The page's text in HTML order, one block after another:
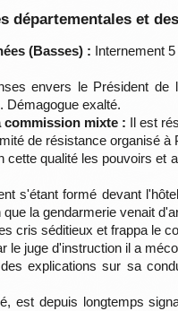
départementales et
(Basses) : Internement 5
envers le Président de
Démagogue exalté.
commission mixte : Il est
de résistance organisé à
qualité les pouvoirs
s'étant formé devant
la gendarmerie venait
cris séditieux et frappa le
le juge d'instruction il a
explications sur sa
est depuis longtemps